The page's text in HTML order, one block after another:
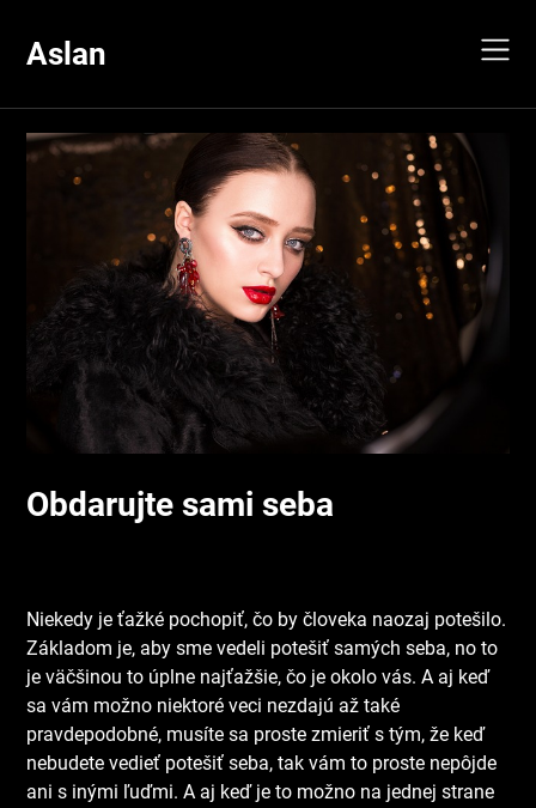
content
Aslan
Obdarujte sami seba
Niekedy je ťažké pochopiť, čo by človeka naozaj potešilo.
Základom je, aby sme vedeli potešiť samých seba, no to
je väčšinou to úplne najťažšie, čo je okolo vás. A aj keď
sa vám možno niektoré veci nezdajú až také
pravdepodobné, musíte sa proste zmieriť s tým, že keď
nebudete vedieť potešiť seba, tak vám to proste nepôjde
ani s inými ľuďmi. A aj keď je to možno na jednej strane